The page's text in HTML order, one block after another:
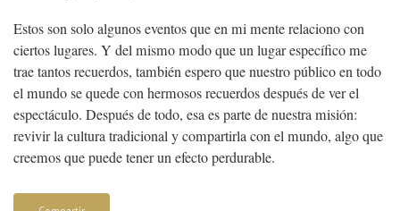
Estos son solo algunos eventos que en mi mente relaciono con
ciertos lugares. Y del mismo modo que un lugar específico me
trae tantos recuerdos, también espero que nuestro público en todo
el mundo se quede con hermosos recuerdos después de ver el
espectáculo. Después de todo, esa es parte de nuestra misión:
revivir la cultura tradicional y compartirla con el mundo, algo que
creemos que puede tener un efecto perdurable.